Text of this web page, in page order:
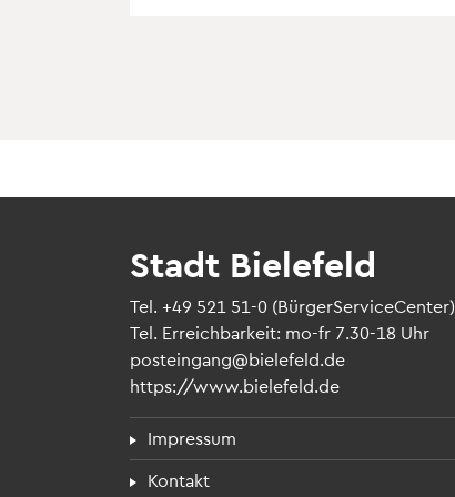
Stadt Bielefeld
Tel. +49 521 51-0 (BürgerServiceCenter)
Tel. Erreichbarkeit: mo-fr 7.30-18 Uhr
posteingang@bielefeld.de
https://www.bielefeld.de
Fußzeilenmenü
Impressum
Kontakt